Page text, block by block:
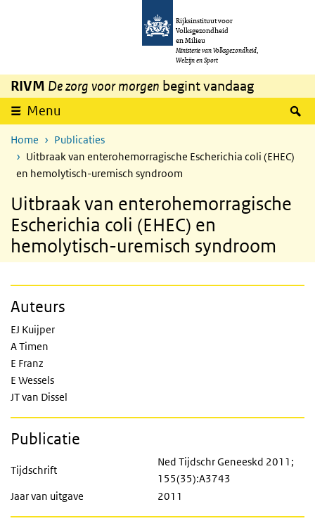
Overslaan en naar de inhoud gaan
Rijksinstituut voor
Volksgezondheid
en Milieu
Ministerie van Volksgezondheid,
Welzijn en Sport
RIVM De zorg voor morgen begint vandaag
Menu
Home
Publicaties
Uitbraak van enterohemorragische Escherichia coli (EHEC)
en hemolytisch-uremisch syndroom
Uitbraak van enterohemorragische
Escherichia coli (EHEC) en
hemolytisch-uremisch syndroom
Auteurs
EJ Kuijper
A Timen
E Franz
E Wessels
JT van Dissel
Publicatie
Tijdschrift
Ned Tijdschr Geneeskd 2011;
155(35):A3743
Jaar van uitgave
2011